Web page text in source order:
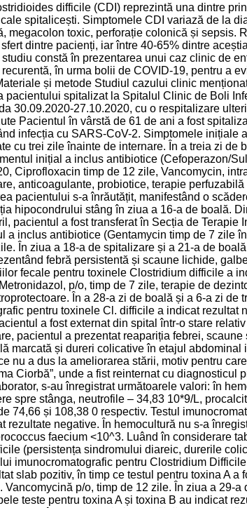
difficile (CDI) reprezintă una dintre
spitalicești. Simptomele CDI variază de la
megacolon toxic, perforație colonică și sepsis.
dintre pacienți, iar între 40-65% dintre
constă în prezentarea unui caz clinic de
în urma bolii de COVID-19, pentru a
și metode Studiul cazului clinic
pacientului spitalizat la Spitalul Clinic de Boli
30.09.2020-27.10.2020, cu o respitalizare
Pacientul în vârstă de 61 de ani a fost
infecția cu SARS-CoV-2. Simptomele inițiale
cu trei zile înainte de internare. În a treia zi de
inițial a inclus antibiotice (Cefoperazon/
Ciprofloxacin timp de 12 zile, Vancomycin,
anticoagulante, probiotice, terapie
pacientului s-a înrăutățit, manifestând o
hipocondrului stâng în ziua a 16-a de boală.
pacientul a fost transferat în Secția de Terapie
a inclus antibiotice (Gentamycin timp de 7 zile
În ziua a 18-a de spitalizare și a 21-a de
febră persistentă și scaune lichide,
fecale pentru toxinele Clostridium difficile a
p/o, timp de 7 zile, terapie de
În a 28-a zi de boală și a 6-a zi de
pentru toxinele Cl. difficile a indicat rezultat
a fost externat din spital într-o stare
pacientul a prezentat reapariția febrei,
marcată și dureri colicative în etajul abdominal
nu a dus la ameliorarea stării, motiv pentru
Ciorbă”, unde a fist reinternat cu diagnosticul
s-au înregistrat următoarele valori: în
spre stânga, neutrofile – 34,83 10*9/L,
74,66 și 108,38 0 respectiv. Testul
rezultate negative. În hemocultură nu s-a
faecium <10^3. Luând în considerare
(persistența sindromului diareic, durerile
imunocromatografic pentru Clostridium
slab pozitiv, în timp ce testul pentru toxina A a
Vancomycină p/o, timp de 12 zile. În ziua a 29-
teste pentru toxina A și toxina B au indicat